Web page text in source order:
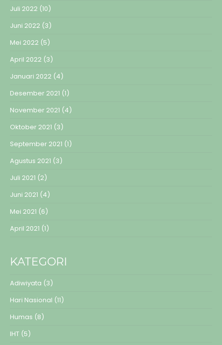
Juli 2022 (10)
Juni 2022 (3)
Mei 2022 (5)
April 2022 (3)
Januari 2022 (4)
Desember 2021 (1)
November 2021 (4)
Oktober 2021 (3)
September 2021 (1)
Agustus 2021 (3)
Juli 2021 (2)
Juni 2021 (4)
Mei 2021 (6)
April 2021 (1)
KATEGORI
Adiwiyata (3)
Hari Nasional (11)
Humas (8)
IHT (5)